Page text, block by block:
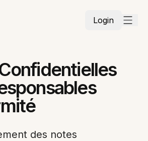
Login
des notes